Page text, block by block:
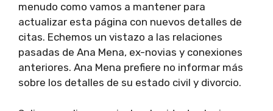
menudo como vamos a mantener para
actualizar esta página con nuevos detalles de
citas. Echemos un vistazo a las relaciones
pasadas de Ana Mena, ex-novias y conexiones
anteriores. Ana Mena prefiere no informar más
sobre los detalles de su estado civil y divorcio.